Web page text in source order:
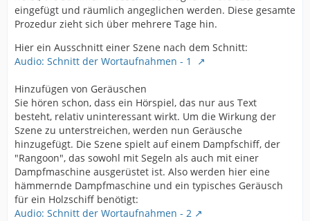
eingefügt und räumlich angeglichen werden. Diese gesamte
Prozedur zieht sich über mehrere Tage hin.
Hier ein Ausschnitt einer Szene nach dem Schnitt:
Audio: Schnitt der Wortaufnahmen - 1
Hinzufügen von Geräuschen
Sie hören schon, dass ein Hörspiel, das nur aus Text
besteht, relativ uninteressant wirkt. Um die Wirkung der
Szene zu unterstreichen, werden nun Geräusche
hinzugefügt. Die Szene spielt auf einem Dampfschiff, der
"Rangoon", das sowohl mit Segeln als auch mit einer
Dampfmaschine ausgerüstet ist. Also werden hier eine
hämmernde Dampfmaschine und ein typisches Geräusch
für ein Holzschiff benötigt:
Audio: Schnitt der Wortaufnahmen - 2